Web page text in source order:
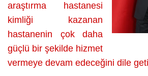
araştırma hastanesi
kimliği kazanan
hastanenin çok daha
güçlü bir şekilde hizmet
vermeye devam edeceğini dile